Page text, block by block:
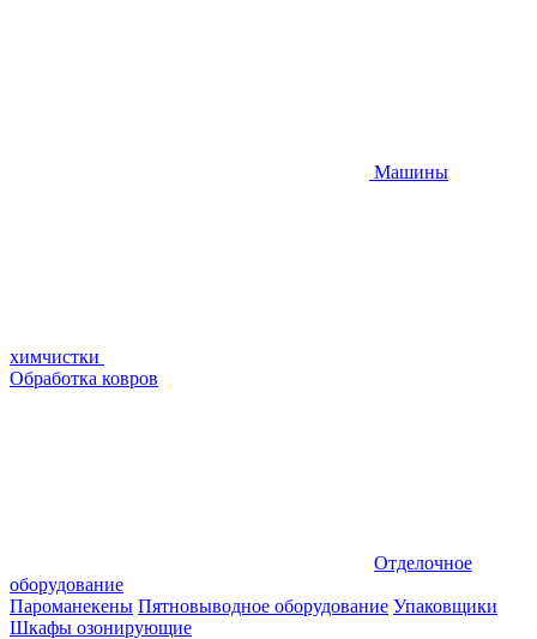
Машины
химчистки
Обработка ковров
Отделочное
оборудование
Пароманекены Пятновыводное оборудование Упаковщики
Шкафы озонирующие